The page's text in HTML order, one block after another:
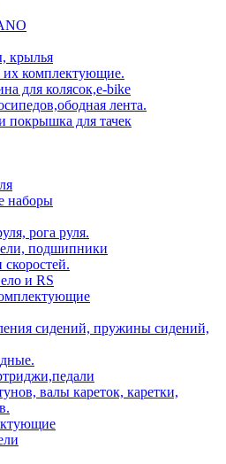
крылья
их комплектующие.
для колясок,e-bike
лента.
покрышка для тачек
наборы
рога руля.
подшипники
и RS
сидений, пружины сидений,
валы кареток, каретки,